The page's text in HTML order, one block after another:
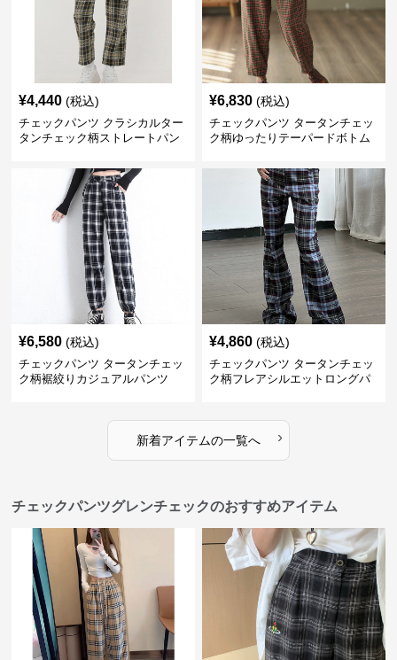
¥4,440 (税込)
チェックパンツ クラシカルター
タンチェック柄ストレートパン
¥6,830 (税込)
チェックパンツ タータンチェッ
ク柄ゆったりテーパードボトム
¥6,580 (税込)
チェックパンツ タータンチェッ
ク柄裾絞りカジュアルパンツ
¥4,860 (税込)
チェックパンツ タータンチェッ
ク柄フレアシルエットロングパ
新着アイテムの一覧へ ›
チェックパンツグレンチェックのおすすめアイテム